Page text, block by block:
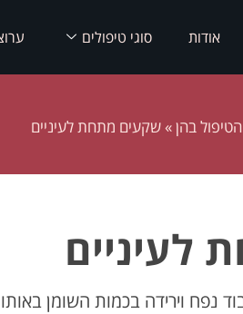
אודות סוגי טיפולים
בהן»שקעים מתחת לעיניים
לעיניים
נפח וירידה בכמות השומן